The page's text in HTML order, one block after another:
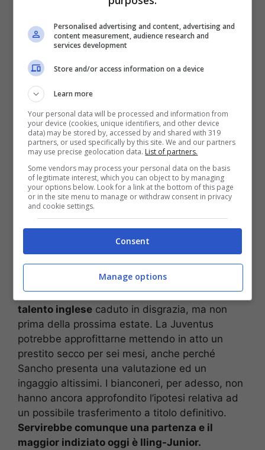
Juventus in pole per Sancho: così il colpaccio diventa realtà
(ANSA) – Stopandgoal.net
Come noto,
totale col suo allenatore Erik ten Hag(è stato
accusato di essere poco professionale), perciò
dovrà cambiare aria già a gennaio. Allo stato
non rientra più nel progetto tecnico dei ‘Red
Devils’ ed è fuori rosa. Ma è difficile che nel
corso della prossima finestra dei trasferimenti
giunga una proposta di alto livello. Ragion per
Juventus ora sarebbe in pole position per
l’acquisto di Sancho.
Ancheil Barcellona prenderebbe volentieri il
talento inglese caduto in disgrazia, ma non
prima della prossima estate. La Juventus
potrebbe approfittarne mettendo in atto un
prestito secco per sei mesi, anche perché
Sancho presenta una valutazione ed un
ingaggio altissimi. I bianconeri, per adesso, non
hanno ancora approfondito l’ipotesi relativa ad
un possibile trasferimento a titolo definitivo.
Servirebbe comunque una partenza e il
maggior indiziato oggi è Iling-Junior.
Personalised advertising and content, advertising and
content measurement, audience research and
services development
Store and/or access information on a device
Learn more
Your personal data will be processed and information from
your device (cookies, unique identifiers, and other device
data) may be stored by, accessed by and shared with 319
partners, or used specifically by this site. We and our partners
may use precise geolocation data. List of partners.
Some vendors may process your personal data on the basis
of legitimate interest, which you can object to by managing
your options below. Look for a link at the bottom of this page
or in the site menu to manage or withdraw consent in privacy
and cookie settings.
Consent
Manage options